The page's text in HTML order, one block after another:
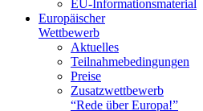
EU-Informationsmaterial
Europäischer
Wettbewerb
Aktuelles
Teilnahme­bedingungen
Preise
Zusatzwettbewerb
“Rede über Europa!”